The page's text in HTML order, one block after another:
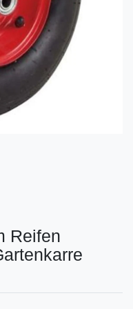
Reifen